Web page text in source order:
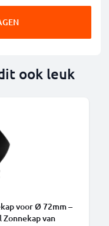
ook leuk
voor Ø 72mm –
van